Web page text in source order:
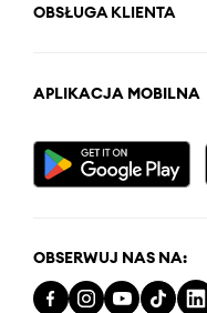
OBSŁUGA KLIENTA
APLIKACJA MOBILNA
OBSERWUJ NAS NA: